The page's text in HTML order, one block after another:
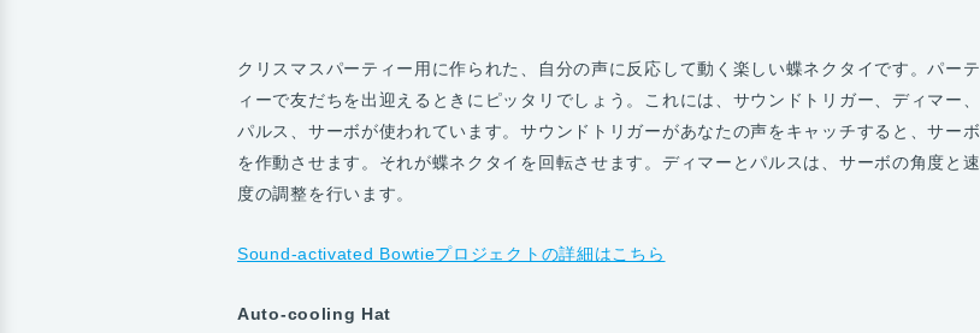
クリスマスパーティー用に作られた、自分の声に反応して動く楽しい蝶ネクタイです。パーテ
ィーで友だちを出迎えるときにピッタリでしょう。これには、サウンドトリガー、ディマー、
パルス、サーボが使われています。サウンドトリガーがあなたの声をキャッチすると、サーボ
を作動させます。それが蝶ネクタイを回転させます。ディマーとパルスは、サーボの角度と速
度の調整を行います。
Sound-activated Bowtieプロジェクトの詳細はこちら
Auto-cooling Hat